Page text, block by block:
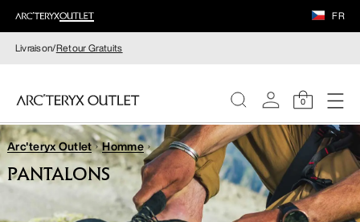
FR
Livraison/Retour Gratuits
0
FEMME
HOMME
Arc'teryx Outlet Homme
PANTALONS